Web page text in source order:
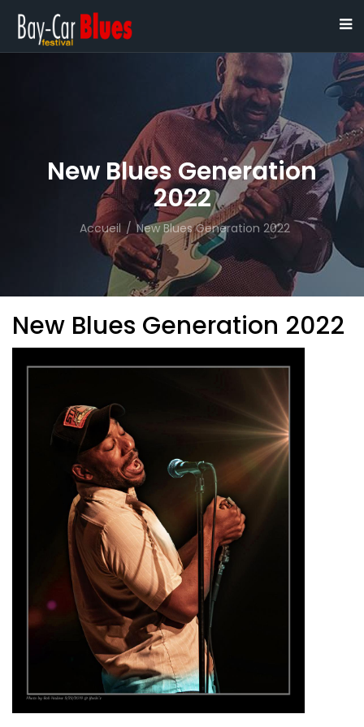
New Blues Generation
2022
Accueil / New Blues Generation 2022
New Blues Generation 2022